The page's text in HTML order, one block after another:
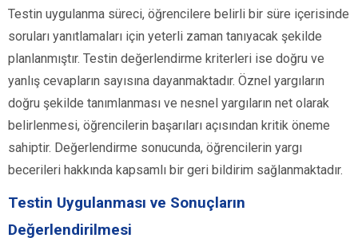
Testin uygulanma süreci, öğrencilere belirli bir süre içerisinde
soruları yanıtlamaları için yeterli zaman tanıyacak şekilde
planlanmıştır. Testin değerlendirme kriterleri ise doğru ve
yanlış cevapların sayısına dayanmaktadır. Öznel yargıların
doğru şekilde tanımlanması ve nesnel yargıların net olarak
belirlenmesi, öğrencilerin başarıları açısından kritik öneme
sahiptir. Değerlendirme sonucunda, öğrencilerin yargı
becerileri hakkında kapsamlı bir geri bildirim sağlanmaktadır.
Testin Uygulanması ve Sonuçların
Değerlendirilmesi